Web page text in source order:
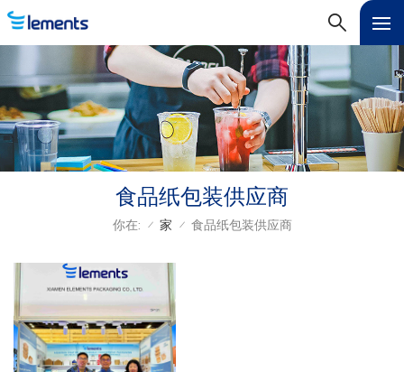
食品纸包装供应商
你在: / 家 / 食品纸包装供应商